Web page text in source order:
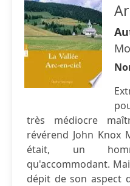
très médiocre
révérend John Knox
était, un
qu'accommodant.
dépit de son aspect